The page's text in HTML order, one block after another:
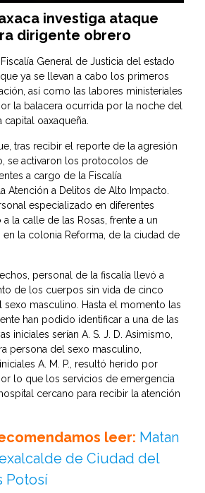
investiga ataque
dirigente obrero
General de Justicia del estado
ya se llevan a cabo los primeros
así como las labores ministeriales
la balacera ocurrida por la noche del
oaxaqueña.
tras recibir el reporte de la agresión
se activaron los protocolos de
a cargo de la Fiscalía
Atención a Delitos de Alto Impacto.
especializado en diferentes
a la calle de las Rosas, frente a un
en la colonia Reforma, de la ciudad de
personal de la fiscalía llevó a
de los cuerpos sin vida de cinco
sexo masculino. Hasta el momento las
han podido identificar a una de las
iniciales serían A. S. J. D. Asimismo,
persona del sexo masculino,
A. M. P., resultó herido por
lo que los servicios de emergencia
cercano para recibir la atención
leer: Matan
de Ciudad del
Potosí